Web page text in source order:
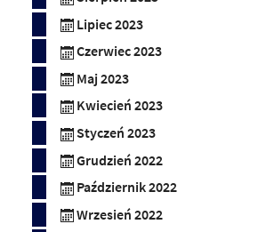
Lipiec 2023
Czerwiec 2023
Maj 2023
Kwiecień 2023
Styczeń 2023
Grudzień 2022
Październik 2022
Wrzesień 2022